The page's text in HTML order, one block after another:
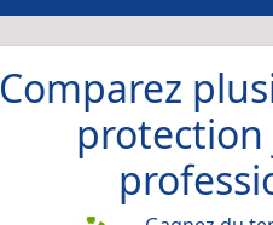
Comparez